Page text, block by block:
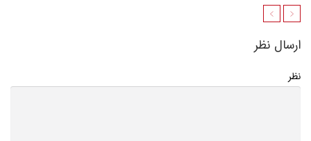
ارسال نظر
نظر